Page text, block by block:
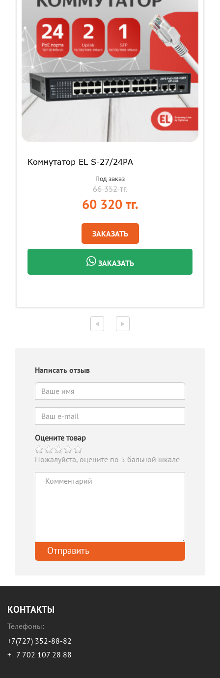
Коммутатор EL S-27/24PA
Под заказ
66 352 тг.
60 320 тг.
ЗАКАЗАТЬ
ЗАКАЗАТЬ
Написать отзыв
Оцените товар
Пожалуйста, оцените по 5 бальной шкале
КОНТАКТЫ
Телефоны:
+7(727) 352-88-82
+ 7 702 107 28 88